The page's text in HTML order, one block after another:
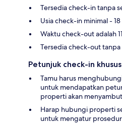
Tersedia check-in tanpa
Usia check-in minimal - 18
Waktu check-out adalah
Tersedia check-out
Petunjuk check-in khusus
Tamu harus
untuk mendapatkan
properti akan
Harap hubungi properti
untuk mengatur